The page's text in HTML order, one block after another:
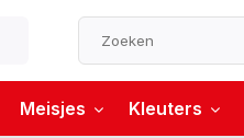
Meisjes Kleuters